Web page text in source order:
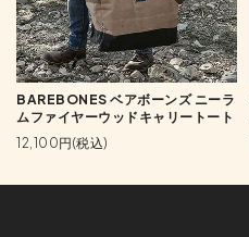
BAREBONES ベアボーンズ ニーラ
ムファイヤーウッドキャリートート
12,100円(税込)